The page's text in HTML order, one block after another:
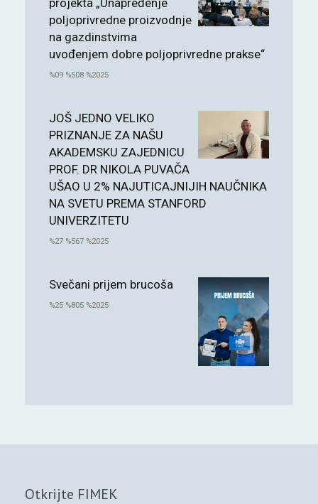
poljoprivredne proizvodnje
na gazdinstvima
uvođenjem dobre poljoprivredne prakse“
%09 %508 %2025
JOŠ JEDNO VELIKO
PRIZNANJE ZA NAŠU
AKADEMSKU ZAJEDNICU
PROF. DR NIKOLA PUVAČA
UŠAO U 2% NAJUTICAJNIJIH NAUČNIKA
NA SVETU PREMA STANFORD
UNIVERZITETU
%27 %567 %2025
Svečani prijem brucoša
%25 %805 %2025
Otkrijte FIMEK